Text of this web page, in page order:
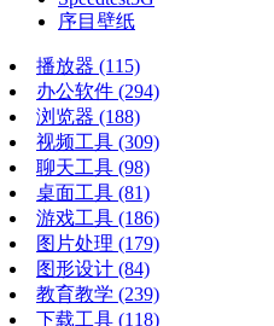
序目壁纸
播放器 (115)
办公软件 (294)
浏览器 (188)
视频工具 (309)
聊天工具 (98)
桌面工具 (81)
游戏工具 (186)
图片处理 (179)
图形设计 (84)
教育教学 (239)
下载工具 (118)